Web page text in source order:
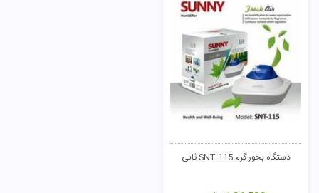
دستگاه بخور گرم SNT-115 ثانی